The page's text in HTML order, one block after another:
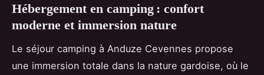
Hébergement en camping : confort
moderne et immersion nature
Le séjour camping à Anduze Cevennes propose
une immersion totale dans la nature gardoise, où le